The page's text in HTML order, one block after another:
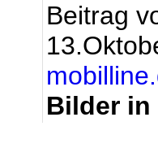
Beitrag
Bilder in